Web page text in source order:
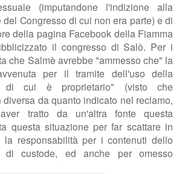
(imputandone l'indizione alla
Congresso di cui non era parte) e di
della pagina Facebook della Fiamma
il congresso di Salò. Per i
che Salmè avrebbe "ammesso che" la
per il tramite dell'uso della
di cui è proprietario" (visto che
da quanto indicato nel reclamo,
tratto da un'altra fonte questa
questa situazione per far scattare in
la responsabilità per i contenuti dello
custode, ed anche per omesso